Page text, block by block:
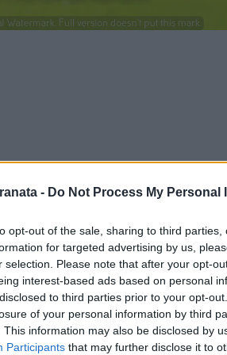
- Do Not Process My Personal
opt-out of the sale, sharing to third
for targeted advertising by us,
selection. Please note that after your opt-
interest-based ads based on personal
to third parties prior to your opt-
of your personal information by third
This information may also be disclosed by
Participants that may further disclose it to
nella quindicesima
ad Altamura
in campo dinanzi al